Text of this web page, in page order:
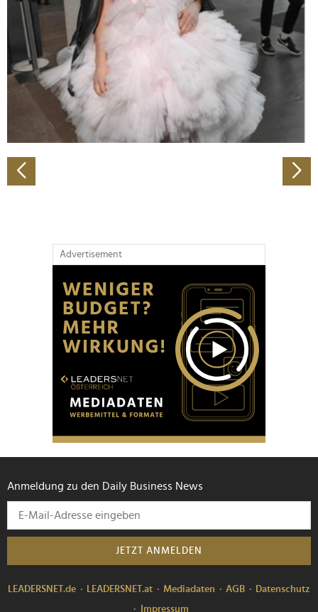
Wir verwenden Cookies, um Inhalte und Anzeigen zu
personalisieren, Funktionen für soziale Medien anbieten
zu können und die Zugriffe auf unsere Website zu
analysieren. Außerdem geben wir Informationen zu Ihrer
Verwendung unserer Website an unsere Partner für
soziale Medien, Werbung und Analysen weiter. Unsere
Partner führen diese Informationen möglicherweise mit
weiteren Daten zusammen, die Sie ihnen bereitgestellt
gesammelt haben.
Advertisement
Anmeldung zu den Daily Business News
JETZT ANMELDEN
LEADERSNET.de LEADERSNET.at Mediadaten AGB
Datenschutz
Impressum